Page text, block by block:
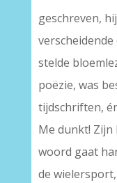
geschreven,
stelde
poëzie, was
tijdschriften,
Me dunkt!
woord gaat
de